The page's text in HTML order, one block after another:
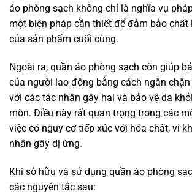
áo phòng sạch không chỉ là nghĩa vụ
một biện pháp cần thiết để đảm bảo chất
của sản phẩm cuối cùng.
Ngoài ra, quần áo phòng sạch còn giúp
của người lao động bằng cách ngăn
với các tác nhân gây hại và bảo vệ da
mòn. Điều này rất quan trọng trong các
việc có nguy cơ tiếp xúc với hóa chất, vi
nhân gây dị ứng.
Khi sở hữu và sử dụng quần áo phòng
các nguyên tắc sau: